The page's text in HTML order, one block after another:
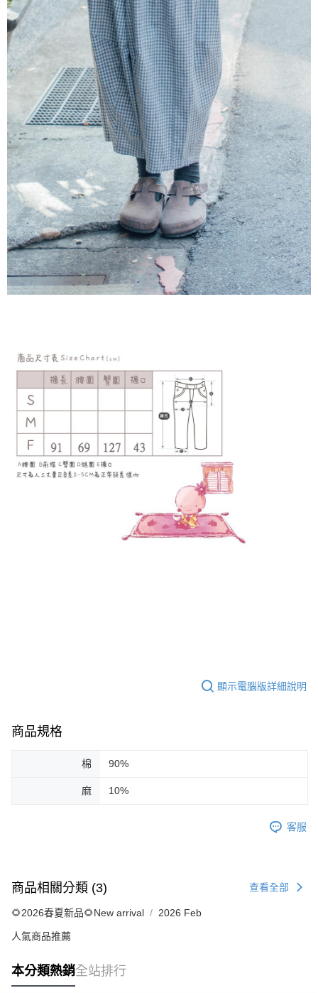
顯示電腦版詳細說明
商品規格
棉 90%
麻 10%
客服
商品相關分類 (3) 查看全部
🌻2026春夏新品🌻New arrival 2026 Feb
人氣商品推薦
本分類熱銷全站排行